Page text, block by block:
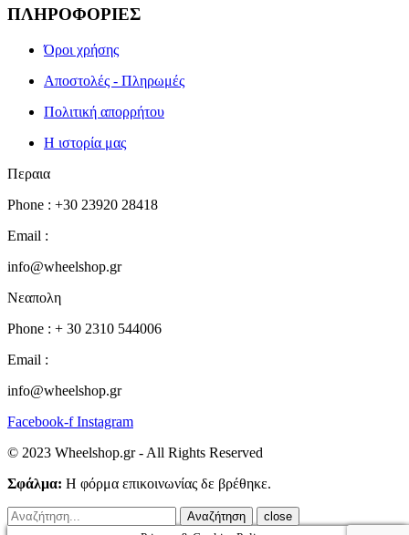
ΠΛΗΡΟΦΟΡΙΕΣ
Όροι χρήσης
Αποστολές - Πληρωμές
Πολιτική απορρήτου
Η ιστορία μας
Περαια
Phone : +30 23920 28418
Email :
info@wheelshop.gr
Νεαπολη
Phone : + 30 2310 544006
Email :
info@wheelshop.gr
Facebook-f Instagram
© 2023 Wheelshop.gr - All Rights Reserved
Σφάλμα: Η φόρμα επικοινωνίας δε βρέθηκε.
close